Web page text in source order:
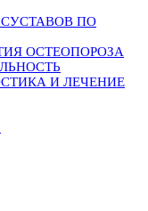
ПО
ОСТЕОПОРОЗА
И ЛЕЧЕНИЕ